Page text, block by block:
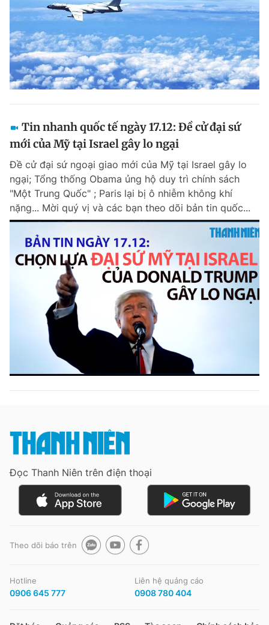
Tin nhanh quốc tế ngày 17.12: Đề cử đại sứ
mới của Mỹ tại Israel gây lo ngại
Đề cử đại sứ ngoại giao mới của Mỹ tại Israel gây lo
ngại; Tổng thống Obama ủng hộ duy trì chính sách
"Một Trung Quốc" ; Paris lại bị ô nhiễm không khí
nặng... Mời quý vị và các bạn theo dõi bản tin quốc...
Đọc Thanh Niên trên điện thoại
Theo dõi báo trên
Hotline
0906 645 777
Liên hệ quảng cáo
0908 780 404